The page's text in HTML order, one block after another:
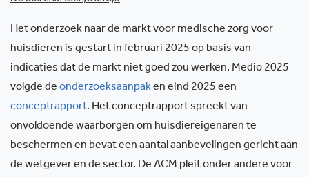
Het onderzoek naar de markt voor medische zorg voor
huisdieren is gestart in februari 2025 op basis van
indicaties dat de markt niet goed zou werken. Medio 2025
volgde de onderzoeksaanpaken eind 2025 een
conceptrapport. Het conceptrapport spreekt van
onvoldoende waarborgen om huisdiereigenaren te
beschermen en bevat een aantal aanbevelingen gericht aan
de wetgever en de sector. De ACM pleit onder andere voor